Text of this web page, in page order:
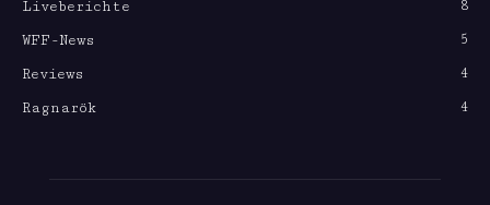
Liveberichte
8
WFF-News
5
Reviews
4
Ragnarök
4